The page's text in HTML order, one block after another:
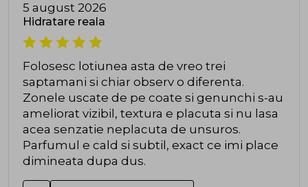
5 august 2026
Hidratare reala
Folosesc lotiunea asta de vreo trei
saptamani si chiar observ o diferenta.
Zonele uscate de pe coate si genunchi s-au
ameliorat vizibil, textura e placuta si nu lasa
acea senzatie neplacuta de unsuros.
Parfumul e cald si subtil, exact ce imi place
dimineata dupa dus.